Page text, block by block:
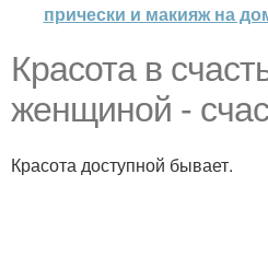
прически и макияж на
Красота в
женщиной -
Красота доступной бывает.